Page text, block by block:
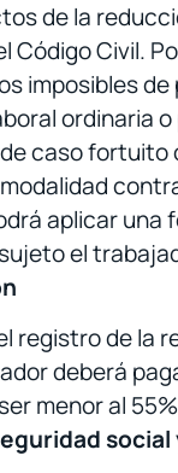
de la
Código Civil.
imposibles
ordinaria
caso fortuito
aplicar una
el
registro de la
deberá
menor al